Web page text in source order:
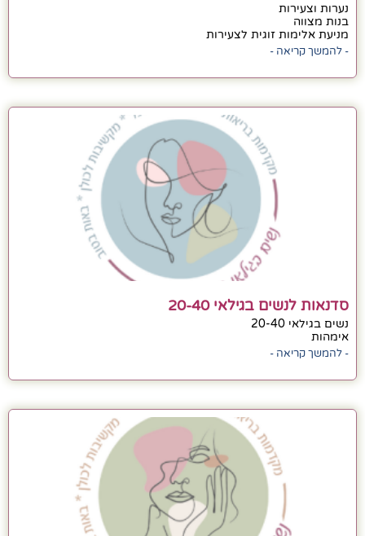
נערות וצעירות
בנות מצווה
מניעת אלימות זוגית לצעירות
- להמשך קריאה -
סדנאות לנשים בגילאי 20-40
נשים בגילאי 20-40
אימהות
- להמשך קריאה -